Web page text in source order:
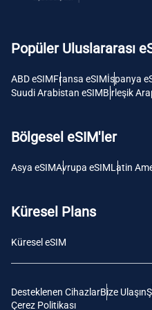
Popüler Uluslararası
ABD eSIMFransa eSIMİspanya
Suudi Arabistan eSIMBirleşik
Bölgesel eSIM'ler
Asya eSIMAvrupa eSIMLatin
Küresel Plans
Küresel eSIM
Desteklenen CihazlarBize Ulaşın
Çerez Politikası